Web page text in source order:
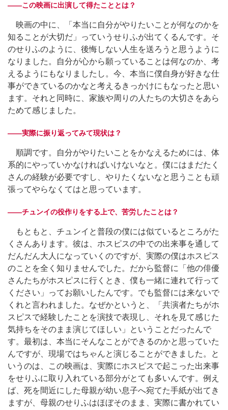
――この映画に出演して得たこととは？
映画の中に、「本当に自分がやりたいことが何なのかを
知ることが大切だ」っていうせりふが出てくるんです。そ
のせりふのように、後悔しない人生を送ろうと思うように
なりました。自分が心から願っていることは何なのか、考
えるようにもなりましたし。今、本当に僕自身が好きな仕
事ができているのかなと考えるきっかけにもなったと思い
ます。それと同時に、家族や周りの人たちの大切さをあら
ためて感じました。
――実際に振り返ってみて現状は？
順調です。自分がやりたいことをかなえるためには、体
系的にやっていかなければいけないなと。僕にはまだたく
さんの経験が必要ですし、やりたくないなと思うことも頑
張ってやらなくてはと思っています。
――チュンイの役作りをする上で、苦労したことは？
もともと、チュンイと普段の僕には似ているところがた
くさんあります。彼は、ホスピスの中での出来事を通して
だんだん大人になっていくのですが、実際の僕はホスピス
のことを全く知りませんでした。だから監督に「他の俳優
さんたちがホスピスに行くとき、僕も一緒に連れて行って
ください」ってお願いしたんです。でも監督には来ないで
くれと言われました。なぜかというと、「共演者たちがホ
スピスで経験したことを演技で表現し、それを見て感じた
気持ちをそのまま演じてほしい」ということだったんで
す。最初は、本当にそんなことができるのかと思っていた
んですが、現場ではちゃんと演じることができました。と
いうのは、この映画は、実際にホスピスで起こった出来事
をせりふに取り入れている部分がとても多いんです。例え
ば、死を間近にした母親が幼い息子へ宛てた手紙が出てき
ますが、母親のせりふはほぼそのまま、実際に書かれてい